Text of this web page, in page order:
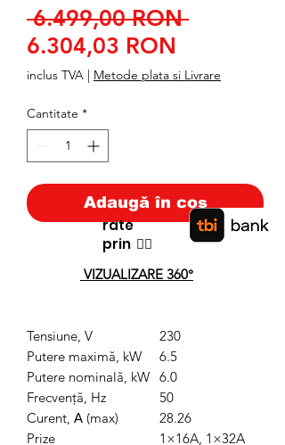
6.499,00 RON Preț
6.304,03 RON
redus
inclus TVA | Metode plata si Livrare
Cantitate *
Adaugă în coș
VIZUALIZARE 360°
Tensiune, V
230
Putere maximă, kW
6.5
Putere nominală, kW 6.0
Frecvență, Hz
50
Curent, А (max)
28.26
Prize
1×16A, 1×32A
rate
prin 👉🏿